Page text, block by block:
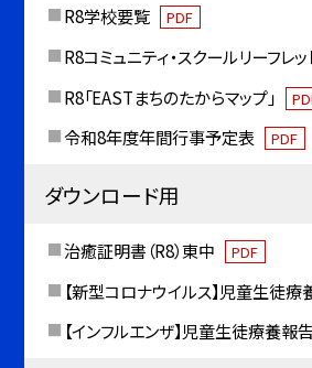
R8学校要覧 PDF
R8コミュニティ・スクールリーフレッ
R8「EASTまちのたからマップ」
令和8年度年間行事予定表 PDF
ダウンロード用
治癒証明書（R8）東中 PDF
【新型コロナウイルス】児童生徒
【インフルエンザ】児童生徒療養報